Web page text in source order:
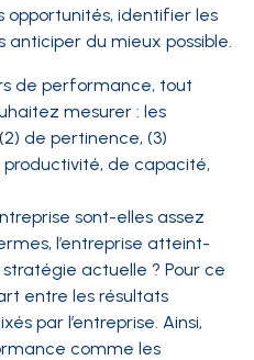
opportunités, identifier les
anticiper du mieux possible.
de performance, tout
mesurer : les
de pertinence, (3)
de capacité,
sont-elles assez
l’entreprise atteint-
actuelle ? Pour ce
entre les résultats
par l’entreprise. Ainsi,
comme les